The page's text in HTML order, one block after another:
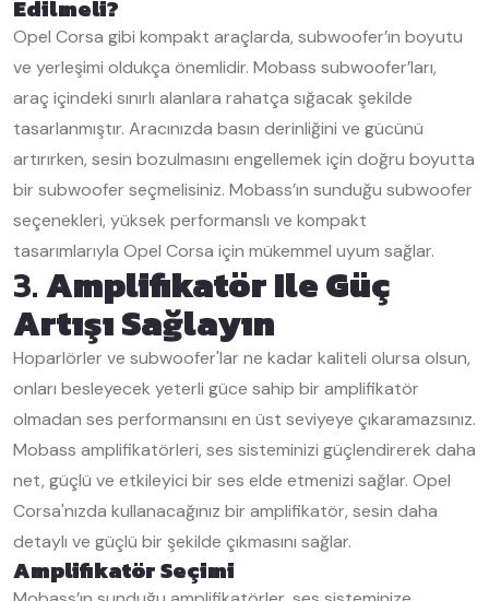
Edilmeli?
Opel Corsa gibi kompakt araçlarda, subwoofer’ın boyutu
ve yerleşimi oldukça önemlidir. Mobass subwoofer’ları,
araç içindeki sınırlı alanlara rahatça sığacak şekilde
tasarlanmıştır. Aracınızda basın derinliğini ve gücünü
artırırken, sesin bozulmasını engellemek için doğru boyutta
bir subwoofer seçmelisiniz. Mobass’ın sunduğu subwoofer
seçenekleri, yüksek performanslı ve kompakt
tasarımlarıyla Opel Corsa için mükemmel uyum sağlar.
3.Amplifikatör Ile Güç
Artışı Sağlayın
Hoparlörler ve subwoofer'lar ne kadar kaliteli olursa olsun,
onları besleyecek yeterli güce sahip bir amplifikatör
olmadan ses performansını en üst seviyeye çıkaramazsınız.
Mobass amplifikatörleri, ses sisteminizi güçlendirerek daha
net, güçlü ve etkileyici bir ses elde etmenizi sağlar. Opel
Corsa'nızda kullanacağınız bir amplifikatör, sesin daha
detaylı ve güçlü bir şekilde çıkmasını sağlar.
Amplifikatör Seçimi